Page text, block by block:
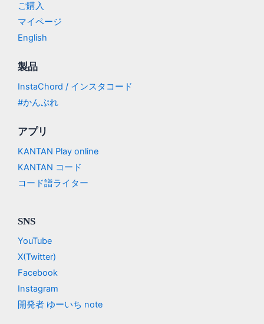
ご購入
マイページ
English
製品
InstaChord / インスタコード
#かんぷれ
アプリ
KANTAN Play online
KANTAN コード
コード譜ライター
SNS
YouTube
X(Twitter)
Facebook
Instagram
開発者 ゆーいち note